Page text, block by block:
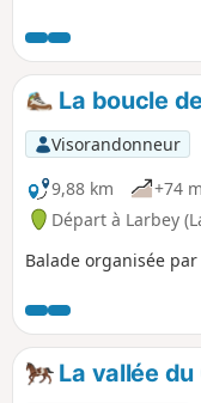
La boucle
Visorandonneur
9,88 km
+74 m
Départ à Larbey
Balade organisée
La vallée du